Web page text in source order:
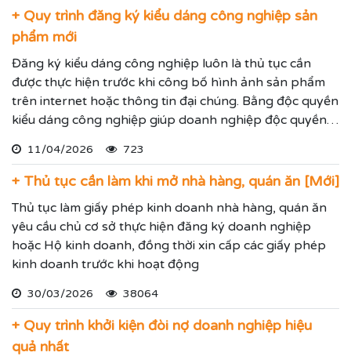
+ Quy trình đăng ký kiểu dáng công nghiệp sản
phẩm mới
Đăng ký kiểu dáng công nghiệp luôn là thủ tục cần
được thực hiện trước khi công bố hình ảnh sản phẩm
trên internet hoặc thông tin đại chúng. Bằng độc quyền
kiểu dáng công nghiệp giúp doanh nghiệp độc quyền
hạn đến 15 năm.
11/04/2026 723
+ Thủ tục cần làm khi mở nhà hàng, quán ăn [Mới]
Thủ tục làm giấy phép kinh doanh nhà hàng, quán ăn
yêu cầu chủ cơ sở thực hiện đăng ký doanh nghiệp
hoặc Hộ kinh doanh, đồng thời xin cấp các giấy phép
kinh doanh trước khi hoạt động
30/03/2026 38064
+ Quy trình khởi kiện đòi nợ doanh nghiệp hiệu
quả nhất